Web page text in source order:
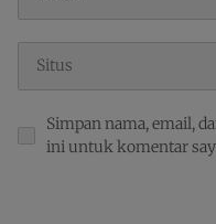
Simpan nama, email,
ini untuk komentar